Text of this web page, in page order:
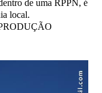
de uma RPPN, é
local.